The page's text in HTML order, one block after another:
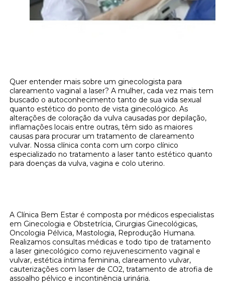
Quer entender mais sobre um ginecologista para
clareamento vaginal a laser? A mulher, cada vez mais tem
buscado o autoconhecimento tanto de sua vida sexual
quanto estético do ponto de vista ginecológico. As
alterações de coloração da vulva causadas por depilação,
inflamações locais entre outras, têm sido as maiores
causas para procurar um tratamento de clareamento
vulvar. Nossa clínica conta com um corpo clínico
especializado no tratamento a laser tanto estético quanto
para doenças da vulva, vagina e colo uterino.
A Clínica Bem Estar é composta por médicos especialistas
em Ginecologia e Obstetrícia, Cirurgias Ginecológicas,
Oncologia Pélvica, Mastologia, Reprodução Humana.
Realizamos consultas médicas e todo tipo de tratamento
a laser ginecológico como rejuvenescimento vaginal e
vulvar, estética íntima feminina, clareamento vulvar,
cauterizações com laser de CO2, tratamento de atrofia de
assoalho pélvico e incontinência urinária.